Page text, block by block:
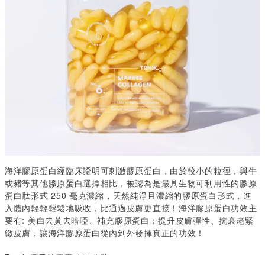
海洋膠原蛋白經臨床證明可刺激膠原蛋白，由於較小的粒徑，與牛
或豬等其他膠原蛋白選擇相比，被認為是最具生物可利用性的膠原
蛋白肽形式 250 毫克濃縮，天然純淨且濃縮的膠原蛋白形式，進
入體內輕輕輕鬆地吸收，比通過皮膚更直接！海洋膠原蛋白功效主
要有: 美白去黃去暗啞、補充膠原蛋白；提升皮膚彈性、抗衰老緊
緻皮膚，讓海洋膠原蛋白從內到外發揮真正的功效！